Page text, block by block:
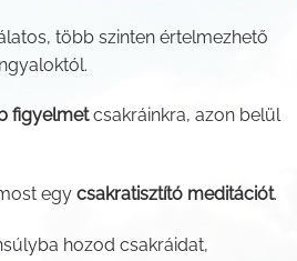
több szinten értelmezhető
figyelmetcsakráinkra, azon belül
egy csakratisztító meditációt.
hozod csakráidat,